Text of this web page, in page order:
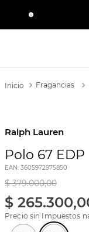
Fragancias
Ralph Lauren
Polo 67 EDP
EAN: 3605972975850
$ 379.000,00
$ 265.300,
Precio sin Impuestos